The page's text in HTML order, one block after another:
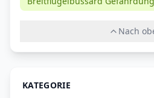
Nach
KATEGORIE